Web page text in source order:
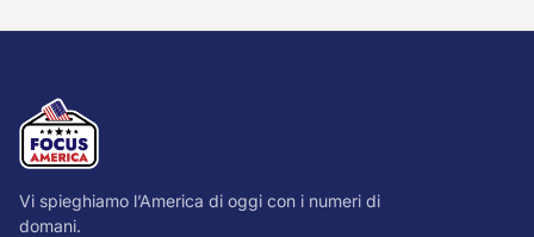
Vi spieghiamo l’America di oggi con i numeri di
domani.